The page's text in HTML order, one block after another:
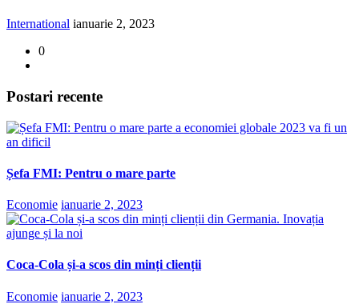
International ianuarie 2, 2023
0
Postari recente
Șefa FMI: Pentru o mare parte
Economie ianuarie 2, 2023
Coca-Cola și-a scos din minți clienții
Economie ianuarie 2, 2023